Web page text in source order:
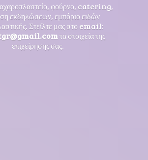
φούρνο, catering,
εκδηλώσεων, εμπόριο ειδών
Στείλτε μας στο email:
τα στοιχεία της
επιχείρησης σας.